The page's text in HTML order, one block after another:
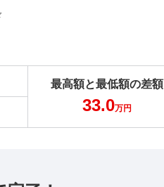
最高額と最低額の差額
33.0万円